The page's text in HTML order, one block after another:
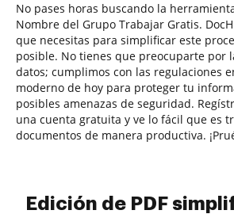
No pases horas buscando la
Nombre del Grupo Trabajar Gratis.
que necesitas para simplificar este
posible. No tienes que preocuparte por
datos; cumplimos con las regulaciones
moderno de hoy para proteger tu
posibles amenazas de seguridad.
una cuenta gratuita y ve lo fácil que es
documentos de manera productiva.
Edición de PDF